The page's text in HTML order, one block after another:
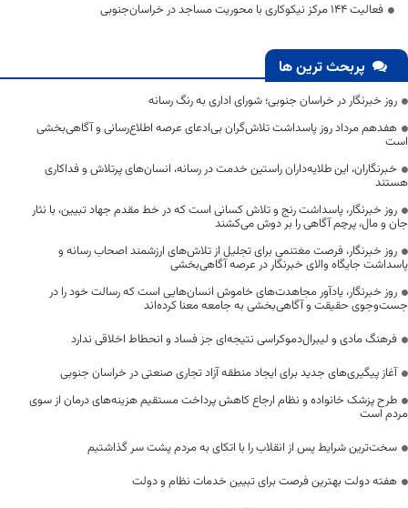
فعالیت ۱۴۴ مرکز نیکوکاری با محوریت مساجد در خراسان‌جنوبی
پربحث ترین ها
روز خبرنگار در خراسان جنوبی؛ شورای اداری به رنگ رسانه
هفدهم مرداد روز پاسداشت تلاش‌گران بی‌ادعای عرصه اطلاع‌رسانی و آگاهی‌بخشی
است
خبرنگاران، این طلایه‌داران راستین خدمت در رسانه، انسان‌های پرتلاش و فداکاری
هستند
روز خبرنگار، پاسداشت رنج و تلاش کسانی است که در خط مقدم جهاد تبیین، با نثار
جان و مال، پرچم آگاهی را بر دوش می‌کشند
روز خبرنگار، فرصت مغتنمی برای تجلیل از تلاش‌های ارزشمند اصحاب رسانه و
پاسداشت جایگاه والای خبرنگار در عرصه آگاهی‌بخشی
روز خبرنگار، یادآور مجاهدت‌های خاموش انسان‌هایی است که رسالت خود را در
جست‌وجوی حقیقت و آگاهی‌بخشی به جامعه معنا کرده‌اند
فرهنگ مادی و لیبرال‌دموکراسی نتیجه‌ای جز فساد و انحطاط اخلاقی ندارد
آغاز پیگیری‌های جدید برای ایجاد منطقه آزاد تجاری صنعتی در خراسان جنوبی
طرح پزشک خانواده و نظام ارجاع کاهش پرداخت مستقیم هزینه‌های درمان از سوی
مردم است
سخت‌ترین شرایط پس از انقلاب را با اتکای به مردم پشت سر گذاشتیم
هفته دولت بهترین فرصت برای تبیین خدمات نظام و دولت